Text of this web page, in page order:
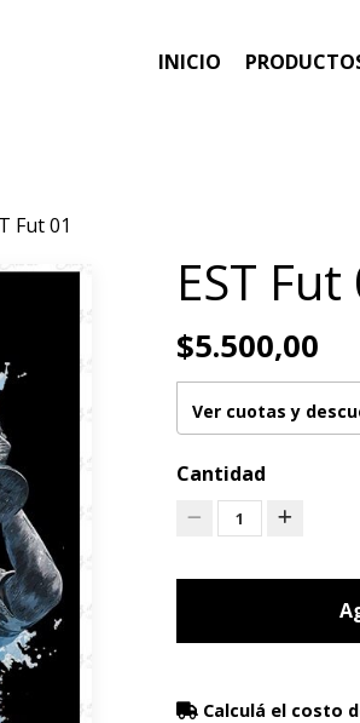
INICIO
Fut 01
EST Fut
$5.500,00
Ver cuotas y
Cantidad
1
Calculá el costo